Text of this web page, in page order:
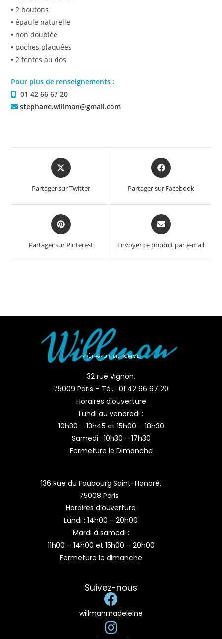
• 2 boutons
• épaule naturelle
• non doublée
• poches plaquées
• 2 fentes au dos
Pour plus de renseignements :
01 42 66 67 20
stephane.willman@gmail.com
Partager sur Twitter Partager sur Facebook
Partager sur Pinterest Envoyer ce produit par e-mail
PRÊT-À-PORTER HOMME
32 rue Vignon,
75009 Paris – Tél. : 01 42 66 67 20
Horaires d’ouverture
Lundi au vendredi :
10h30 – 13h45 et 15h00 – 18h30
Samedi : 10h30 – 17h30
Fermeture le Dimanche
136 Rue du Faubourg Saint-Honoré,
75008 Paris
Horaires d’ouverture
Lundi : 14h00 – 20h00
Mardi à samedi :
11h00 – 14h00 et 15h00 – 20h00
Fermeture le dimanche
Suivez-nous
willmanmadeleine